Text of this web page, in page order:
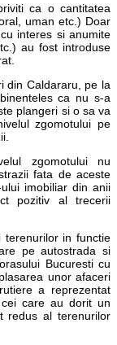
ca o cantitatea
uman etc.) Doar
interes si anumite
au fost introduse
din Caldararu, pe la
ca nu s-a
plangeri si o sa va
zgomotului pe
zgomotului nu
fata de aceste
imobiliar din anii
pozitiv al trecerii
terenurilor in functie
pe autostrada si
Bucuresti cu
unor afaceri
a reprezentat
care au dorit un
redus al terenurilor